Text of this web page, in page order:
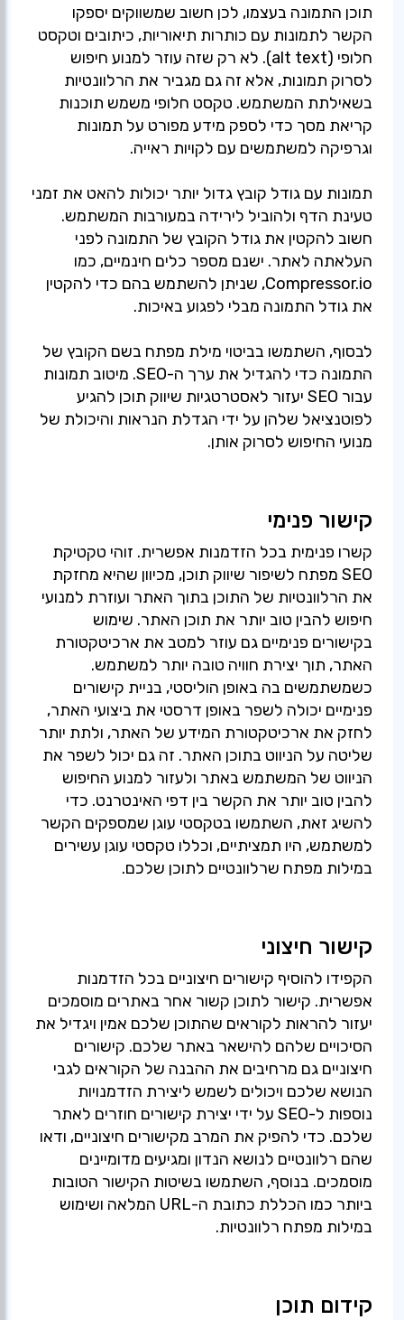
תוכן התמונה בעצמו, לכן חשוב שמשווקים יספקו
הקשר לתמונות עם כותרות תיאוריות, כיתובים וטקסט
חלופי (alt text). לא רק שזה עוזר למנוע חיפוש
לסרוק תמונות, אלא זה גם מגביר את הרלוונטיות
בשאילתת המשתמש. טקסט חלופי משמש תוכנות
קריאת מסך כדי לספק מידע מפורט על תמונות
תמונות עם גודל קובץ גדול יותר יכולות להאט את זמני
טעינת הדף ולהוביל לירידה במעורבות המשתמש.
חשוב להקטין את גודל הקובץ של התמונה לפני
העלאתה לאתר. ישנם מספר כלים חינמיים, כמו
Compressor.io, שניתן להשתמש בהם כדי להקטין
לבסוף, השתמשו בביטוי מילת מפתח בשם הקובץ של
התמונה כדי להגדיל את ערך ה-SEO. מיטוב תמונות
עבור SEO יעזור לאסטרטגיות שיווק תוכן להגיע
לפוטנציאל שלהן על ידי הגדלת הנראות והיכולת של
מנועי החיפוש לסרוק אותן.
קישור פנימי
קשרו פנימית בכל הזדמנות אפשרית. זוהי טקטיקת
SEO מפתח לשיפור שיווק תוכן, מכיוון שהיא מחזקת
את הרלוונטיות של התוכן בתוך האתר ועוזרת למנועי
חיפוש להבין טוב יותר את תוכן האתר. שימוש
בקישורים פנימיים גם עוזר למטב את ארכיטקטורת
האתר, תוך יצירת חוויה טובה יותר למשתמש.
כשמשתמשים בה באופן הוליסטי, בניית קישורים
פנימיים יכולה לשפר באופן דרסטי את ביצועי האתר,
לחזק את ארכיטקטורת המידע של האתר, ולתת יותר
שליטה על הניווט בתוכן האתר. זה גם יכול לשפר את
הניווט של המשתמש באתר ולעזור למנוע החיפוש
להבין טוב יותר את הקשר בין דפי האינטרנט. כדי
להשיג זאת, השתמשו בטקסטי עוגן שמספקים הקשר
למשתמש, היו תמציתיים, וכללו טקסטי עוגן עשירים
במילות מפתח שרלוונטיים לתוכן שלכם.
קישור חיצוני
הקפידו להוסיף קישורים חיצוניים בכל הזדמנות
אפשרית. קישור לתוכן קשור אחר באתרים מוסמכים
יעזור להראות לקוראים שהתוכן שלכם אמין ויגדיל את
הסיכויים שלהם להישאר באתר שלכם. קישורים
חיצוניים גם מרחיבים את ההבנה של הקוראים לגבי
הנושא שלכם ויכולים לשמש ליצירת הזדמנויות
נוספות ל-SEO על ידי יצירת קישורים חוזרים לאתר
שלכם. כדי להפיק את המרב מקישורים חיצוניים, ודאו
שהם רלוונטיים לנושא הנדון ומגיעים מדומיינים
מוסמכים. בנוסף, השתמשו בשיטות הקישור הטובות
ביותר כמו הכללת כתובת ה-URL המלאה ושימוש
במילות מפתח רלוונטיות.
קידום תוכן